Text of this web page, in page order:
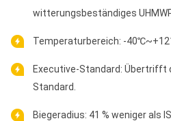
witterungsbeständiges
Temperaturbereich: -
Executive-Standard: Übertrifft
Standard.
Biegeradius: 41 % weniger als